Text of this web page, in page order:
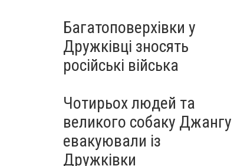
Багатоповерхівки у
Дружківці зносять
російські війська
Чотирьох людей та
великого собаку Джангу
евакуювали із
Дружківки